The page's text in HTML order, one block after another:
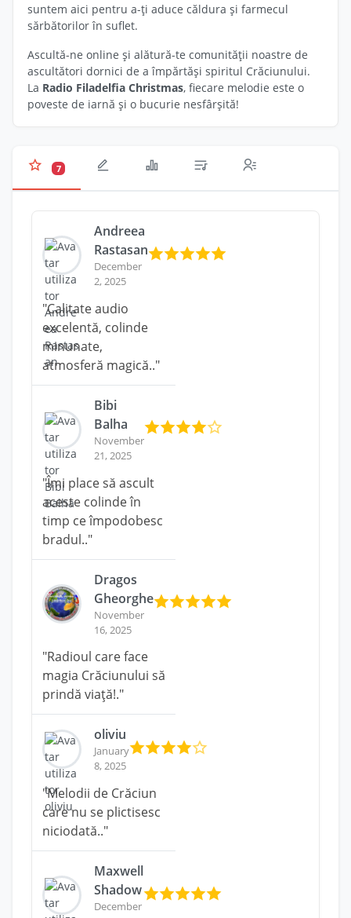
suntem aici pentru a-ți aduce căldura și farmecul
sărbătorilor în suflet.
Ascultă-ne online și alătură-te comunității noastre de
ascultători dornici de a împărtăși spiritul Crăciunului.
La Radio Filadelfia Christmas, fiecare melodie este o
poveste de iarnă și o bucurie nesfârșită!
7
Andreea
Rastasan
December
2, 2025
"Calitate audio
excelentă, colinde
minunate,
atmosferă magică.."
Bibi
Balha
November
21, 2025
"Îmi place să ascult
aceste colinde în
timp ce împodobesc
bradul.."
Dragos
Gheorghe
November
16, 2025
"Radioul care face
magia Crăciunului să
prindă viață!."
oliviu
January
8, 2025
"Melodii de Crăciun
care nu se plictisesc
niciodată.."
Maxwell
Shadow
December